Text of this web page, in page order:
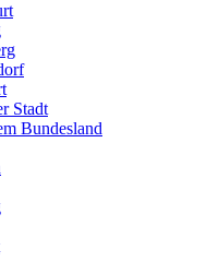
Stadt
Bundesland